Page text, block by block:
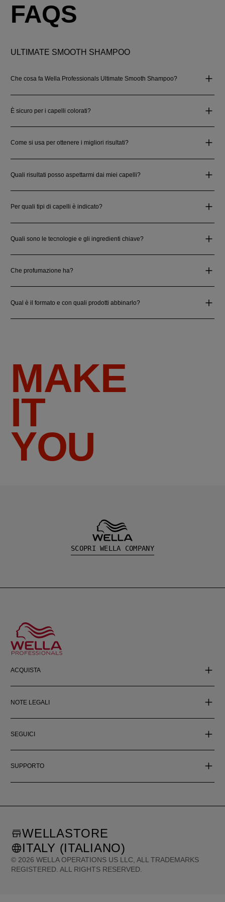
FAQS
ULTIMATE SMOOTH SHAMPOO
Che cosa fa Wella Professionals Ultimate Smooth Shampoo?
È sicuro per i capelli colorati?
Come si usa per ottenere i migliori risultati?
Quali risultati posso aspettarmi dai miei capelli?
Per quali tipi di capelli è indicato?
Quali sono le tecnologie e gli ingredienti chiave?
Che profumazione ha?
Qual è il formato e con quali prodotti abbinarlo?
MAKE
IT
YOU
SCOPRI WELLA COMPANY
ACQUISTA
NOTE LEGALI
SEGUICI
SUPPORTO
© 2026 WELLA OPERATIONS US LLC, ALL TRADEMARKS
REGISTERED. ALL RIGHTS RESERVED.
WELLASTORE
ITALY (ITALIANO)